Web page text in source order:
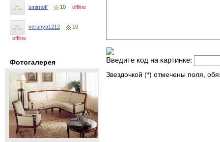
smirnoff 10 offline
verunya1212
10
offline
Фотогалерея Введите код на картинке:
Звездочкой (*) отмечены поля,